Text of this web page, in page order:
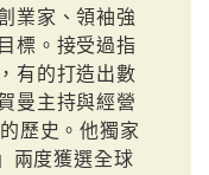
業家、領袖強
標。接受過指
有的打造出數
曼主持與經營
歷史。他獨家
兩度獲選全球